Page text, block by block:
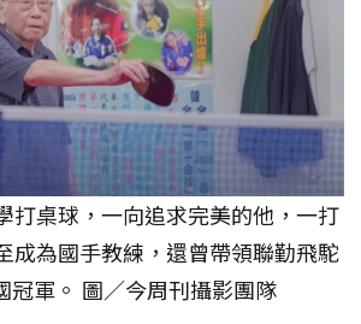
打桌球，一向追求完美的他，一打
成為國手教練，還曾帶領聯勤飛駝
冠軍。 圖／今周刊攝影團隊